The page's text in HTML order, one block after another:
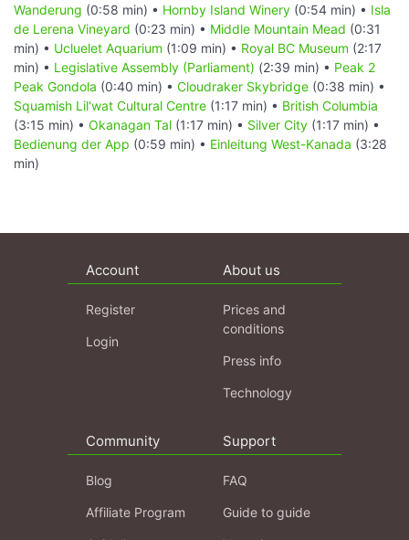
Wanderung (0:58 min) • Hornby Island Winery (0:54 min) • Isla
de Lerena Vineyard (0:23 min) • Middle Mountain Mead (0:31
min) • Ucluelet Aquarium (1:09 min) • Royal BC Museum (2:17
min) • Legislative Assembly (Parliament) (2:39 min) • Peak 2
Peak Gondola (0:40 min) • Cloudraker Skybridge (0:38 min) •
Squamish Lil'wat Cultural Centre (1:17 min) • British Columbia
(3:15 min) • Okanagan Tal (1:17 min) • Silver City (1:17 min) •
Bedienung der App (0:59 min) • Einleitung West-Kanada (3:28
min)
Account
Register
Login
About us
Prices and
conditions
Press info
Technology
Community
Blog
Affiliate Program
Support
FAQ
Guide to guide